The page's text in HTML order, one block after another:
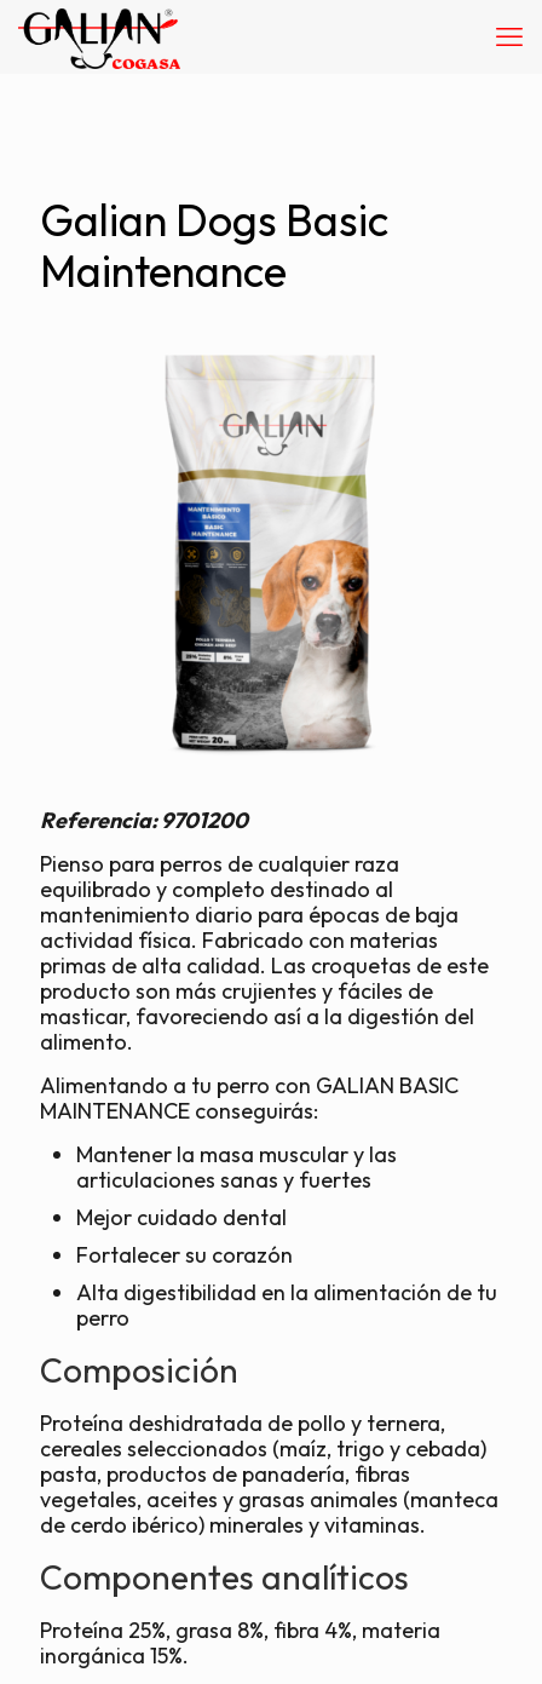
Galian Dogs Basic
Maintenance
Referencia: 9701200
Pienso para perros de cualquier raza
equilibrado y completo destinado al
mantenimiento diario para épocas de baja
actividad física. Fabricado con materias
primas de alta calidad. Las croquetas de este
producto son más crujientes y fáciles de
masticar, favoreciendo así a la digestión del
alimento.
Alimentando a tu perro con GALIAN BASIC
MAINTENANCE conseguirás:
Mantener la masa muscular y las
articulaciones sanas y fuertes
Mejor cuidado dental
Fortalecer su corazón
Alta digestibilidad en la alimentación de tu
perro
Composición
Proteína deshidratada de pollo y ternera,
cereales seleccionados (maíz, trigo y cebada)
pasta, productos de panadería, fibras
vegetales, aceites y grasas animales (manteca
de cerdo ibérico) minerales y vitaminas.
Componentes analíticos
Proteína 25%, grasa 8%, fibra 4%, materia
inorgánica 15%.